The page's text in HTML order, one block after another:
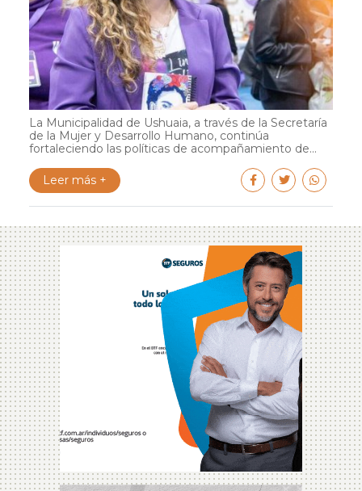
La Municipalidad de Ushuaia, a través de la Secretaría
de la Mujer y Desarrollo Humano, continúa
fortaleciendo las políticas de acompañamiento de...
Leer más +